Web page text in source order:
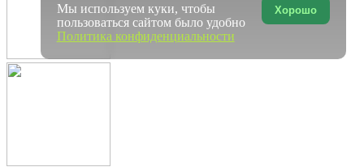
Хорошо
Мы используем куки, чтобы
пользоваться сайтом было удобно
Политика конфиденциальности